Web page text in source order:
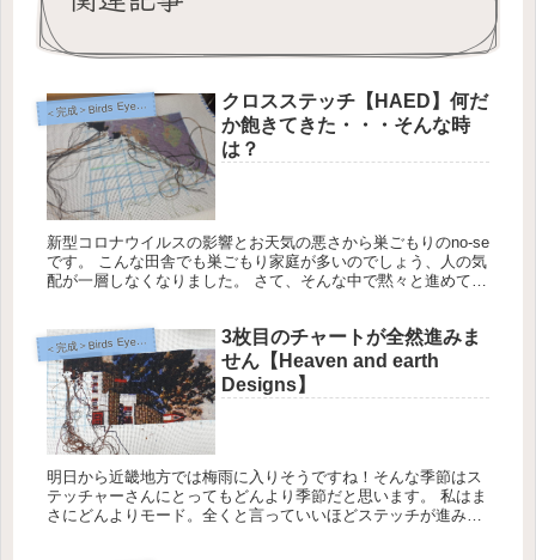
＜完成＞Birds Eye View【Heaven and Earth Designs】
クロスステッチ【HAED】何だ
か飽きてきた・・・そんな時
は？
新型コロナウイルスの影響とお天気の悪さから巣ごもりのno-se
です。 こんな田舎でも巣ごもり家庭が多いのでしょう、人の気
配が一層しなくなりました。 さて、そんな中で黙々と進めてい
＜完成＞Birds Eye View【Heaven and Earth Designs】
3枚目のチャートが全然進みま
せん【Heaven and earth
Designs】
明日から近畿地方では梅雨に入りそうですね！そんな季節はス
テッチャーさんにとってもどんより季節だと思います。 私はま
さにどんよりモード。全くと言っていいほどステッチが進みま